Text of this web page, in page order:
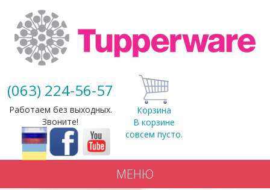
(063) 224-56-57
Работаем без выходных.
Звоните!
Корзина
В корзине
совсем пусто.
МЕНЮ